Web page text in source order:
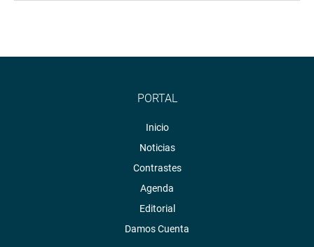
PORTAL
Inicio
Noticias
Contrastes
Agenda
Editorial
Damos Cuenta